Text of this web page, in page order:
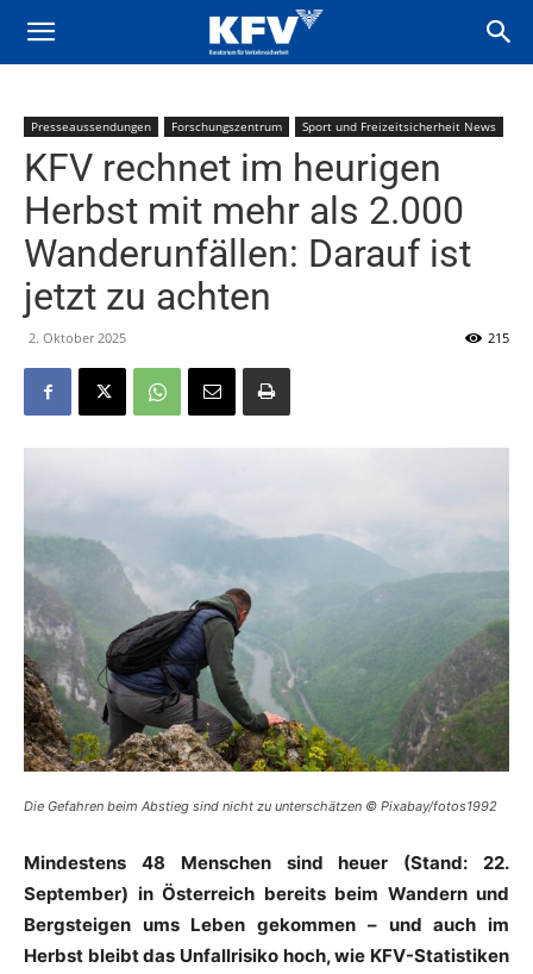
Presseaussendungen Forschungszentrum Sport und Freizeitsicherheit News
KFV rechnet im heurigen
Herbst mit mehr als 2.000
Wanderunfällen: Darauf ist
jetzt zu achten
2. Oktober 2025 215
Die Gefahren beim Abstieg sind nicht zu unterschätzen © Pixabay/fotos1992
Mindestens 48 Menschen sind heuer (Stand: 22.
September) in Österreich bereits beim Wandern und
Bergsteigen ums Leben gekommen – und auch im
Herbst bleibt das Unfallrisiko hoch, wie KFV-Statistiken